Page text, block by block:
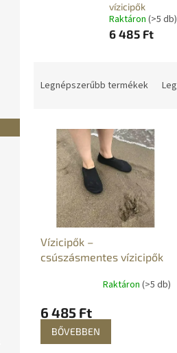
vízicipők
Raktáron (>5 db)
6 485 Ft
Legnépszerűbb termékek
Vízicipők –
csúszásmentes vízicipők
Raktáron (>5 db)
6 485 Ft
BŐVEBBEN